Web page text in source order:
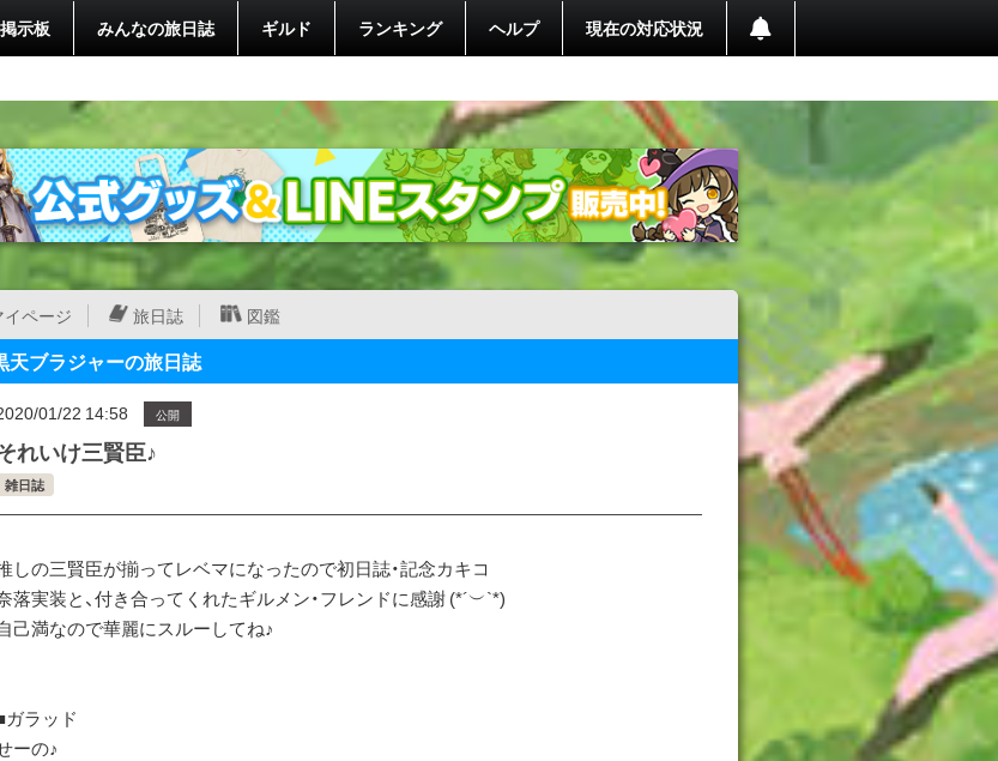
示板 みんなの旅日誌 ギルド ランキング ヘルプ 現在の対応状況
イページ 旅日誌 図鑑
天ブラジャーの旅日誌
01/22 14:58 公開
れいけ三賢臣♪
雑日誌
しの三賢臣が揃ってレベマになったので初日誌・記念カキコ
落実装と、付き合ってくれたギルメン・フレンドに感謝 (*´︶`*)
己満なので華麗にスルーしてね♪
ガラッド
ーの♪